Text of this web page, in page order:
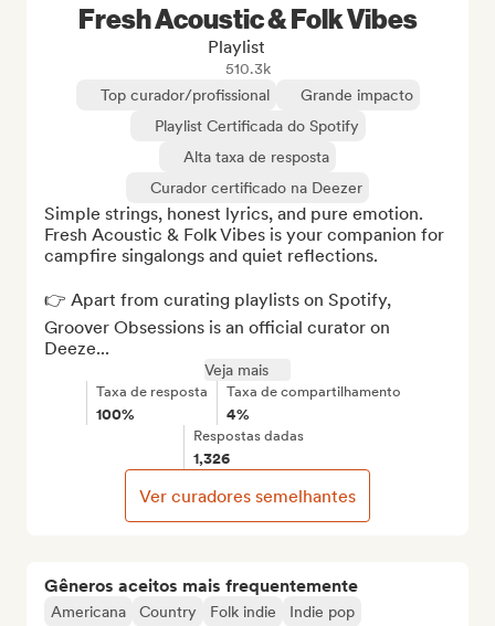
Gêneros aceitos mais frequentemente
Americana Country Folk indie
Indie pop
Fresh Acoustic & Folk Vibes
Playlist
510.3k
Top curador/profissional
Grande impacto
Playlist Certificada do Spotify
Alta taxa de resposta
Curador certificado na Deezer
Simple strings, honest lyrics, and pure emotion.
Fresh Acoustic & Folk Vibes is your companion for
campfire singalongs and quiet reflections.
👉 Apart from curating playlists on Spotify,
Groover Obsessions is an official curator on
Deeze...
Veja mais
Taxa de resposta
100%
Taxa de compartilhamento
4%
Respostas dadas
1,326
Ver curadores semelhantes